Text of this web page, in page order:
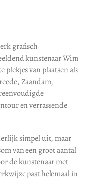
grafisch
kunstenaar Wim
plekjes van plaatsen als
Zaandam,
en verrassende
simpel uit, maar
van een groot aantal
de kunstenaar met
past helemaal in